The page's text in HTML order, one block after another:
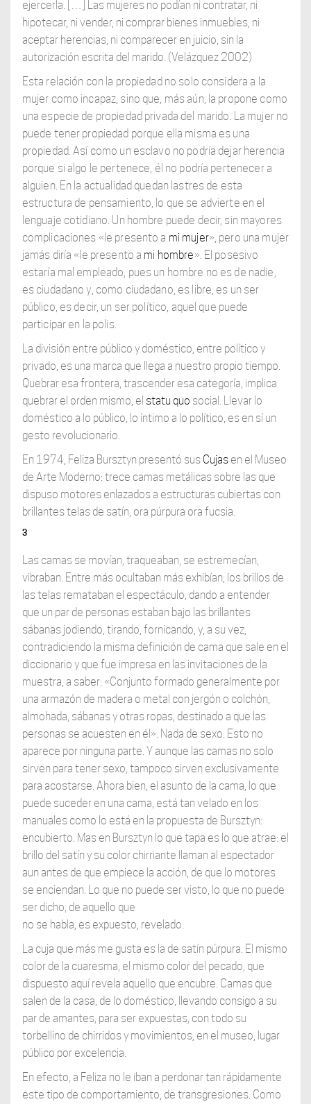
ejercerla. […] Las mujeres no podían ni contratar, ni
hipotecar, ni vender, ni comprar bienes inmuebles, ni
aceptar herencias, ni comparecer en juicio, sin la
autorización escrita del marido. (Velázquez 2002)
Esta relación con la propiedad no solo considera a la
mujer como incapaz, sino que, más aún, la propone como
una especie de propiedad privada del marido. La mujer no
puede tener propiedad porque ella misma es una
propiedad. Así como un esclavo no podría dejar herencia
porque si algo le pertenece, él no podría pertenecer a
alguien. En la actualidad quedan lastres de esta
estructura de pensamiento, lo que se advierte en el
lenguaje cotidiano. Un hombre puede decir, sin mayores
complicaciones «le presento a mi mujer», pero una mujer
jamás diría «le presento a mi hombre». El posesivo
estaría mal empleado, pues un hombre no es de nadie,
es ciudadano y, como ciudadano, es libre, es un ser
público, es decir, un ser político, aquel que puede
participar en la polis.
La división entre público y doméstico, entre político y
privado, es una marca que llega a nuestro propio tiempo.
Quebrar esa frontera, trascender esa categoría, implica
quebrar el orden mismo, el statu quo social. Llevar lo
doméstico a lo público, lo íntimo a lo político, es en sí un
gesto revolucionario.
En 1974, Feliza Bursztyn presentó sus Cujasen el Museo
de Arte Moderno: trece camas metálicas sobre las que
dispuso motores enlazados a estructuras cubiertas con
brillantes telas de satín, ora púrpura ora fucsia.
3
Las camas se movían, traqueaban, se estremecían,
vibraban. Entre más ocultaban más exhibían; los brillos de
las telas remataban el espectáculo, dando a entender
que un par de personas estaban bajo las brillantes
sábanas jodiendo, tirando, fornicando, y, a su vez,
contradiciendo la misma definición de cama que sale en el
diccionario y que fue impresa en las invitaciones de la
muestra, a saber: «Conjunto formado generalmente por
una armazón de madera o metal con jergón o colchón,
almohada, sábanas y otras ropas, destinado a que las
personas se acuesten en él». Nada de sexo. Esto no
aparece por ninguna parte. Y aunque las camas no solo
sirven para tener sexo, tampoco sirven exclusivamente
para acostarse. Ahora bien, el asunto de la cama, lo que
puede suceder en una cama, está tan velado en los
manuales como lo está en la propuesta de Bursztyn:
encubierto. Mas en Bursztyn lo que tapa es lo que atrae: el
brillo del satín y su color chirriante llaman al espectador
aun antes de que empiece la acción, de que lo motores
se enciendan. Lo que no puede ser visto, lo que no puede
ser dicho, de aquello que
no se habla, es expuesto, revelado.
La cuja que más me gusta es la de satín púrpura. El mismo
color de la cuaresma, el mismo color del pecado, que
dispuesto aquí revela aquello que encubre. Camas que
salen de la casa, de lo doméstico, llevando consigo a su
par de amantes, para ser expuestas, con todo su
torbellino de chirridos y movimientos, en el museo, lugar
público por excelencia.
En efecto, a Feliza no le iban a perdonar tan rápidamente
este tipo de comportamiento, de transgresiones. Como